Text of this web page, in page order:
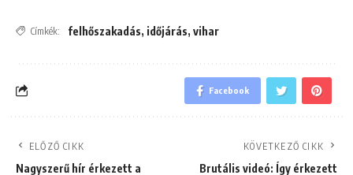
Címkék: felhőszakadás, időjárás, vihar
Facebook
ELŐZŐ CIKK
Nagyszerű hír érkezett a
KÖVETKEZŐ CIKK
Brutális videó: Így érkezett